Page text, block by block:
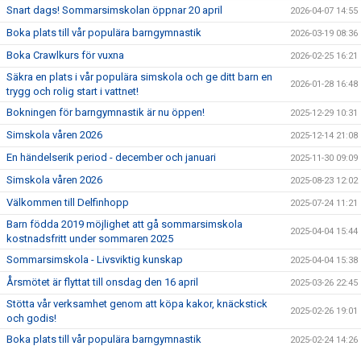
Snart dags! Sommarsimskolan öppnar 20 april 2026-04-07 14:55
Boka plats till vår populära barngymnastik 2026-03-19 08:36
Boka Crawlkurs för vuxna 2026-02-25 16:21
Säkra en plats i vår populära simskola och ge ditt barn en
trygg och rolig start i vattnet!
2026-01-28 16:48
Bokningen för barngymnastik är nu öppen! 2025-12-29 10:31
Simskola våren 2026 2025-12-14 21:08
En händelserik period - december och januari 2025-11-30 09:09
Simskola våren 2026 2025-08-23 12:02
Välkommen till Delfinhopp 2025-07-24 11:21
Barn födda 2019 möjlighet att gå sommarsimskola
kostnadsfritt under sommaren 2025
2025-04-04 15:44
Sommarsimskola - Livsviktig kunskap 2025-04-04 15:38
Årsmötet är flyttat till onsdag den 16 april 2025-03-26 22:45
Stötta vår verksamhet genom att köpa kakor, knäckstick
och godis!
2025-02-26 19:01
Boka plats till vår populära barngymnastik 2025-02-24 14:26